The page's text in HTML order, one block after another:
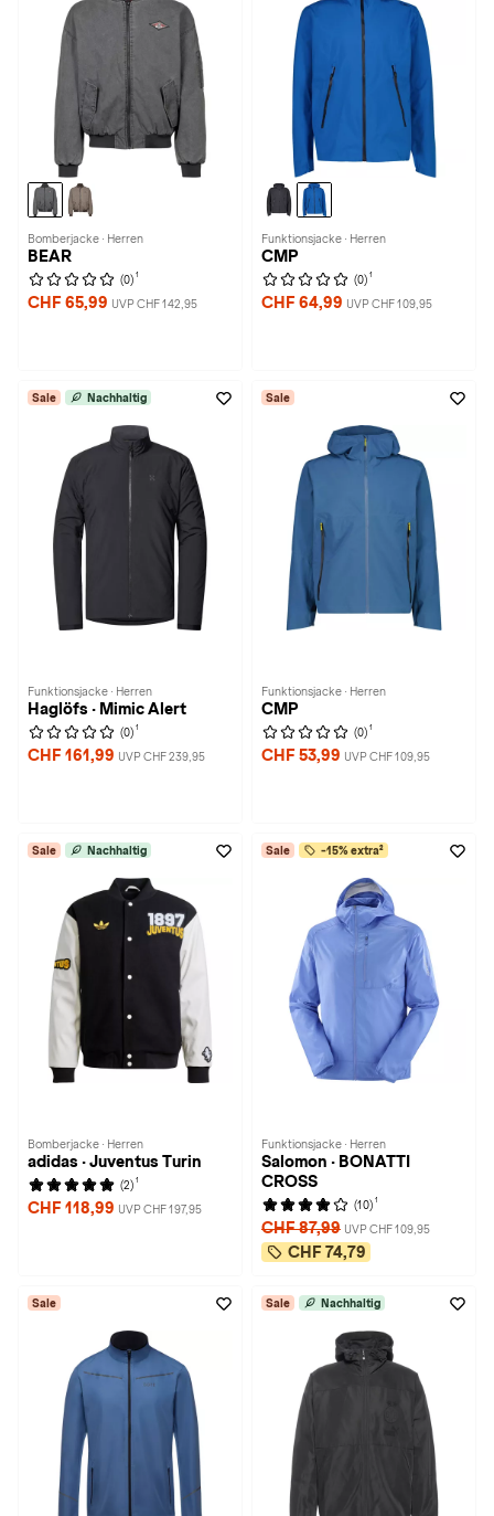
Bomberjacke · Herren
BEAR
(0) 1
CHF 65,99 UVP CHF 142,95
Funktionsjacke · Herren
CMP
(0) 1
CHF 64,99 UVP CHF 109,95
Sale Nachhaltig
Funktionsjacke · Herren
Haglöfs · Mimic Alert
(0) 1
CHF 161,99 UVP CHF 239,95
Sale
Funktionsjacke · Herren
CMP
(0) 1
CHF 53,99 UVP CHF 109,95
Sale Nachhaltig
Bomberjacke · Herren
adidas · Juventus Turin
(2) 1
CHF 118,99 UVP CHF 197,95
Sale -15% extra²
Funktionsjacke · Herren
Salomon · BONATTI
CROSS
(10) 1
CHF 87,99 UVP CHF 109,95
CHF 74,79
Sale Sale Nachhaltig